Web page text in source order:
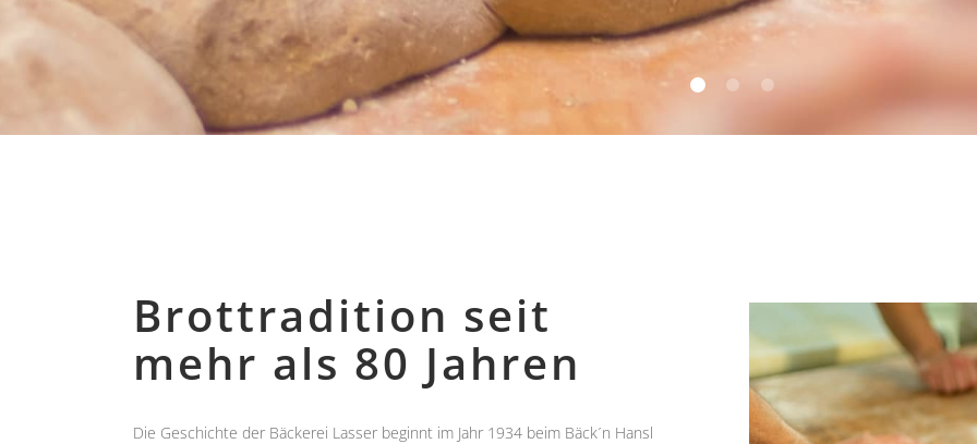
Brottradition seit
mehr als 80 Jahren
Die Geschichte der Bäckerei Lasser beginnt im Jahr 1934 beim Bäck´n Hansl